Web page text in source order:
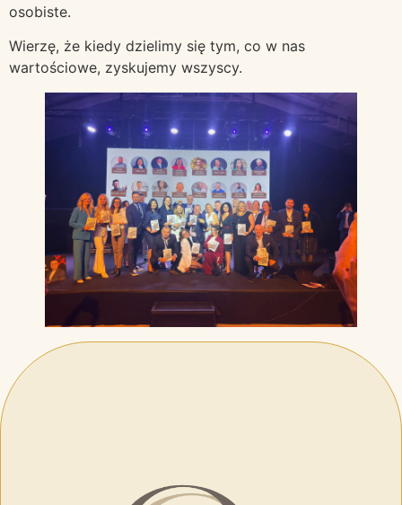
osobiste.
Wierzę, że kiedy dzielimy się tym, co w nas
wartościowe, zyskujemy wszyscy.